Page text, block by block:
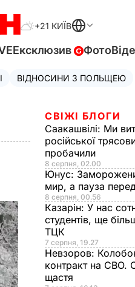
+21 КИЇВ
Ексклюзив Фото
ВІДНОСИНИ З ПОЛЬЩЕЮ
СВІЖІ БЛОГИ
Саакашвілі: Ми
російської
пробачили
8 серпня, 02.00
Юнус:
мир, а пауза
8 серпня, 00.56
Казарін: У нас
студентів, ще
ТЦК
7 серпня, 19.27
Невзоров:
контракт на СВО.
щастя